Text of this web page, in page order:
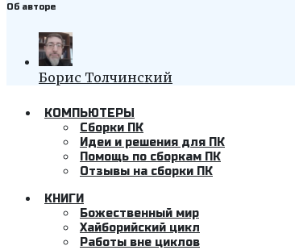
Об авторе
Борис Толчинский
КОМПЬЮТЕРЫ
Cборки ПК
Идеи и решения для ПК
Помощь по сборкам ПК
Отзывы на сборки ПК
КНИГИ
Божественный мир
Хайборийский цикл
Работы вне циклов